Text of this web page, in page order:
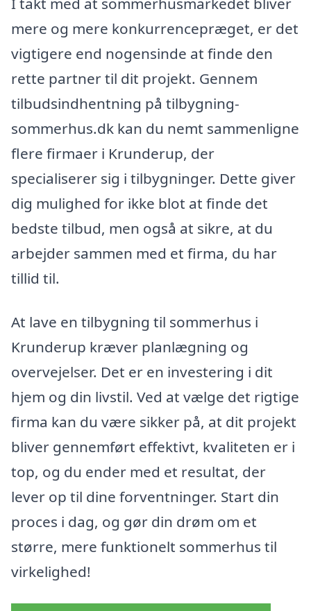
mere og mere konkurrencepræget, er det
vigtigere end nogensinde at finde den
rette partner til dit projekt. Gennem
tilbudsindhentning på tilbygning-
sommerhus.dk kan du nemt sammenligne
flere firmaer i Krunderup, der
specialiserer sig i tilbygninger. Dette giver
dig mulighed for ikke blot at finde det
bedste tilbud, men også at sikre, at du
arbejder sammen med et firma, du har
tillid til.
At lave en tilbygning til sommerhus i
Krunderup kræver planlægning og
overvejelser. Det er en investering i dit
hjem og din livstil. Ved at vælge det rigtige
firma kan du være sikker på, at dit projekt
bliver gennemført effektivt, kvaliteten er i
top, og du ender med et resultat, der
lever op til dine forventninger. Start din
proces i dag, og gør din drøm om et
større, mere funktionelt sommerhus til
virkelighed!